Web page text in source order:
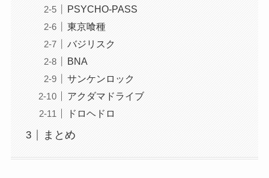
PSYCHO-PASS
東京喰種
バジリスク
BNA
サンケンロック
アクダマドライブ
ドロヘドロ
まとめ